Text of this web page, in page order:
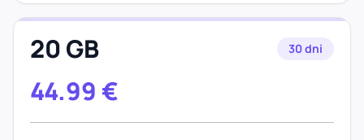
20 GB 30 dni
44.99 €